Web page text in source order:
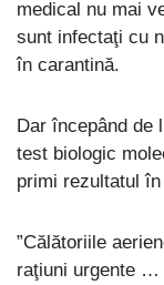
medical nu mai
sunt infectaţi cu
în carantină.
Dar începând de
test biologic
primi rezultatul
”Călătoriile
raţiuni urgente …